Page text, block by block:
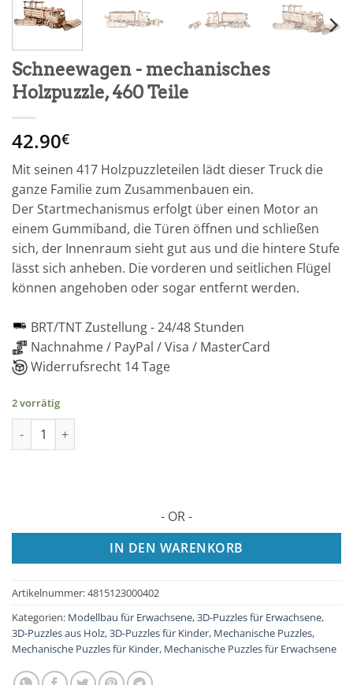
Schneewagen - mechanisches
Holzpuzzle, 460 Teile
42.90€
Mit seinen 417 Holzpuzzleteilen lädt dieser Truck die
ganze Familie zum Zusammenbauen ein.
Der Startmechanismus erfolgt über einen Motor an
einem Gummiband, die Türen öffnen und schließen
sich, der Innenraum sieht gut aus und die hintere Stufe
lässt sich anheben. Die vorderen und seitlichen Flügel
können angehoben oder sogar entfernt werden.
BRT/TNT Zustellung -24/48 Stunden
Nachnahme / PayPal / Visa / MasterCard
Widerrufsrecht 14 Tage
2 vorrätig
Schneewagen - mechanisches Holzpuzzle, 460 Teile Menge
- OR -
IN DEN WARENKORB
Artikelnummer:4815123000402
Kategorien: Modellbau für Erwachsene,3D-Puzzles für Erwachsene,
3D-Puzzles aus Holz,3D-Puzzles für Kinder, Mechanische Puzzles,
Mechanische Puzzles für Kinder, Mechanische Puzzles für Erwachsene